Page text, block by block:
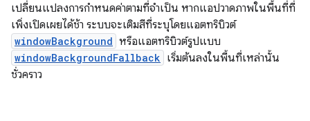
เปลี่ยนแปลงการกำหนดค่าตามที่จำเป็น หากแอปวาดภาพในพื้นที่ที่
เพิ่งเปิดเผยได้ช้า ระบบจะเติมสีที่ระบุโดยแอตทริบิวต์
windowBackground หรือแอตทริบิวต์รูปแบบ
windowBackgroundFallback เริ่มต้นลงในพื้นที่เหล่านั้น
ชั่วคราว